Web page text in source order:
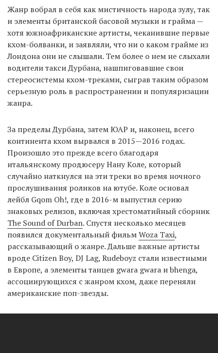
Жанр вобрал в себя как мистичность народа зулу, так
и элементы британской басовой музыки и грайма —
хотя южноафриканские артисты, чеканившие первые
кхом-болванки, и заявляли, что ни о каком грайме из
Лондона они не слышали. Тем более о нем не слыхали
водители такси Дурбана, нашпиговавшие свои
стереосистемы кхом-треками, сыграв таким образом
серьезную роль в распространении и популяризации
жанра.
За пределы Дурбана, затем ЮАР и, наконец, всего
континента кхом вырвался в 2015—2016 годах.
Произошло это прежде всего благодаря
итальянскому продюсеру Нану Коле, который
случайно наткнулся на эти треки во время ночного
прослушивания роликов на ютубе. Коле основал
лейбл Gqom Oh!, где в 2016-м выпустил серию
знаковых релизов, включая хрестоматийный сборник
The Sound of Durban. Спустя несколько месяцев
появился документальный фильмWoza Taxi,
рассказывающий о жанре. Дальше важные артисты
вроде Citizen Boy, DJ Lag, Rudeboyz стали известными
в Европе, а элементы танцев gwara gwara и bhenga,
ассоциирующихся с жанром кхом, даже переняли
американские поп-звезды.